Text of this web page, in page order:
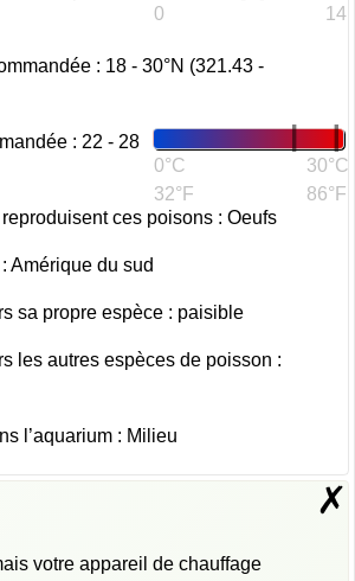
0 14
: 18 - 30°N (321.43 -
0°C
32°F
30°C
86°F
: 22 - 28
ces poisons : Oeufs
Amérique du sud
sa propre espèce : paisible
les autres espèces de poisson :
l’aquarium : Milieu
✗
votre appareil de chauffage